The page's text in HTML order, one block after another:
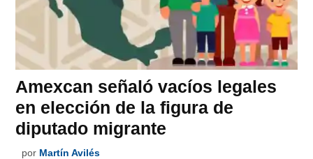
Amexcan señaló vacíos legales
en elección de la figura de
diputado migrante
por Martín Avilés